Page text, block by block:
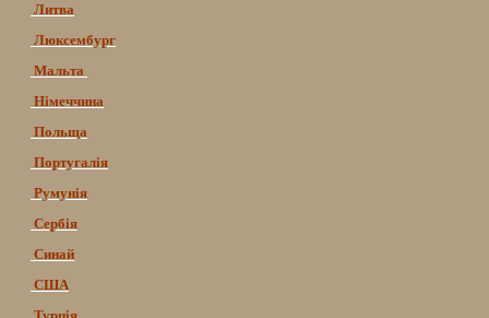
Литва
Люксембург
Мальта
Німеччина
Польща
Португалія
Румунія
Сербія
Синай
США